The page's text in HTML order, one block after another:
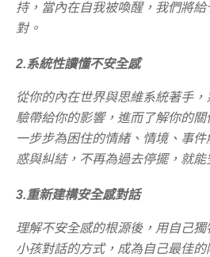
持，當內在自我被喚醒，我們將
對。
2.系統性讀懂不安全感
從你的內在世界與思維系統著手
驗帶給你的影響，進而了解你的
一步步為困住的情緒、情境、事
惑與糾結，不再為過去停擺，就能
3.重新建構安全感對話
理解不安全感的根源後，用自己
小孩對話的方式，成為自己最佳